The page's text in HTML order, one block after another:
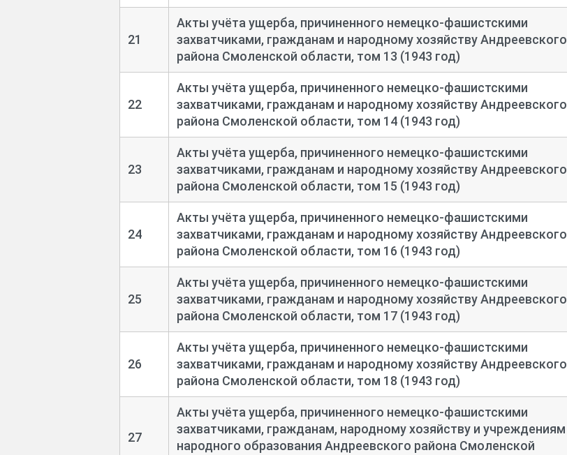
21
Акты учёта ущерба, причиненного немецко-фашистскими
захватчиками, гражданам и народному хозяйству Андреевского
района Смоленской области, том 13 (1943 год)
22
Акты учёта ущерба, причиненного немецко-фашистскими
захватчиками, гражданам и народному хозяйству Андреевского
района Смоленской области, том 14 (1943 год)
23
Акты учёта ущерба, причиненного немецко-фашистскими
захватчиками, гражданам и народному хозяйству Андреевского
района Смоленской области, том 15 (1943 год)
24
Акты учёта ущерба, причиненного немецко-фашистскими
захватчиками, гражданам и народному хозяйству Андреевского
района Смоленской области, том 16 (1943 год)
25
Акты учёта ущерба, причиненного немецко-фашистскими
захватчиками, гражданам и народному хозяйству Андреевского
района Смоленской области, том 17 (1943 год)
26
Акты учёта ущерба, причиненного немецко-фашистскими
захватчиками, гражданам и народному хозяйству Андреевского
района Смоленской области, том 18 (1943 год)
27
Акты учёта ущерба, причиненного немецко-фашистскими
захватчиками, гражданам, народному хозяйству и учреждениям
народного образования Андреевского района Смоленской